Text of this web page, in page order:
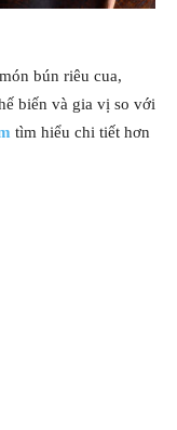
bún riêu cua,
biến và gia vị so với
tìm hiểu chi tiết hơn